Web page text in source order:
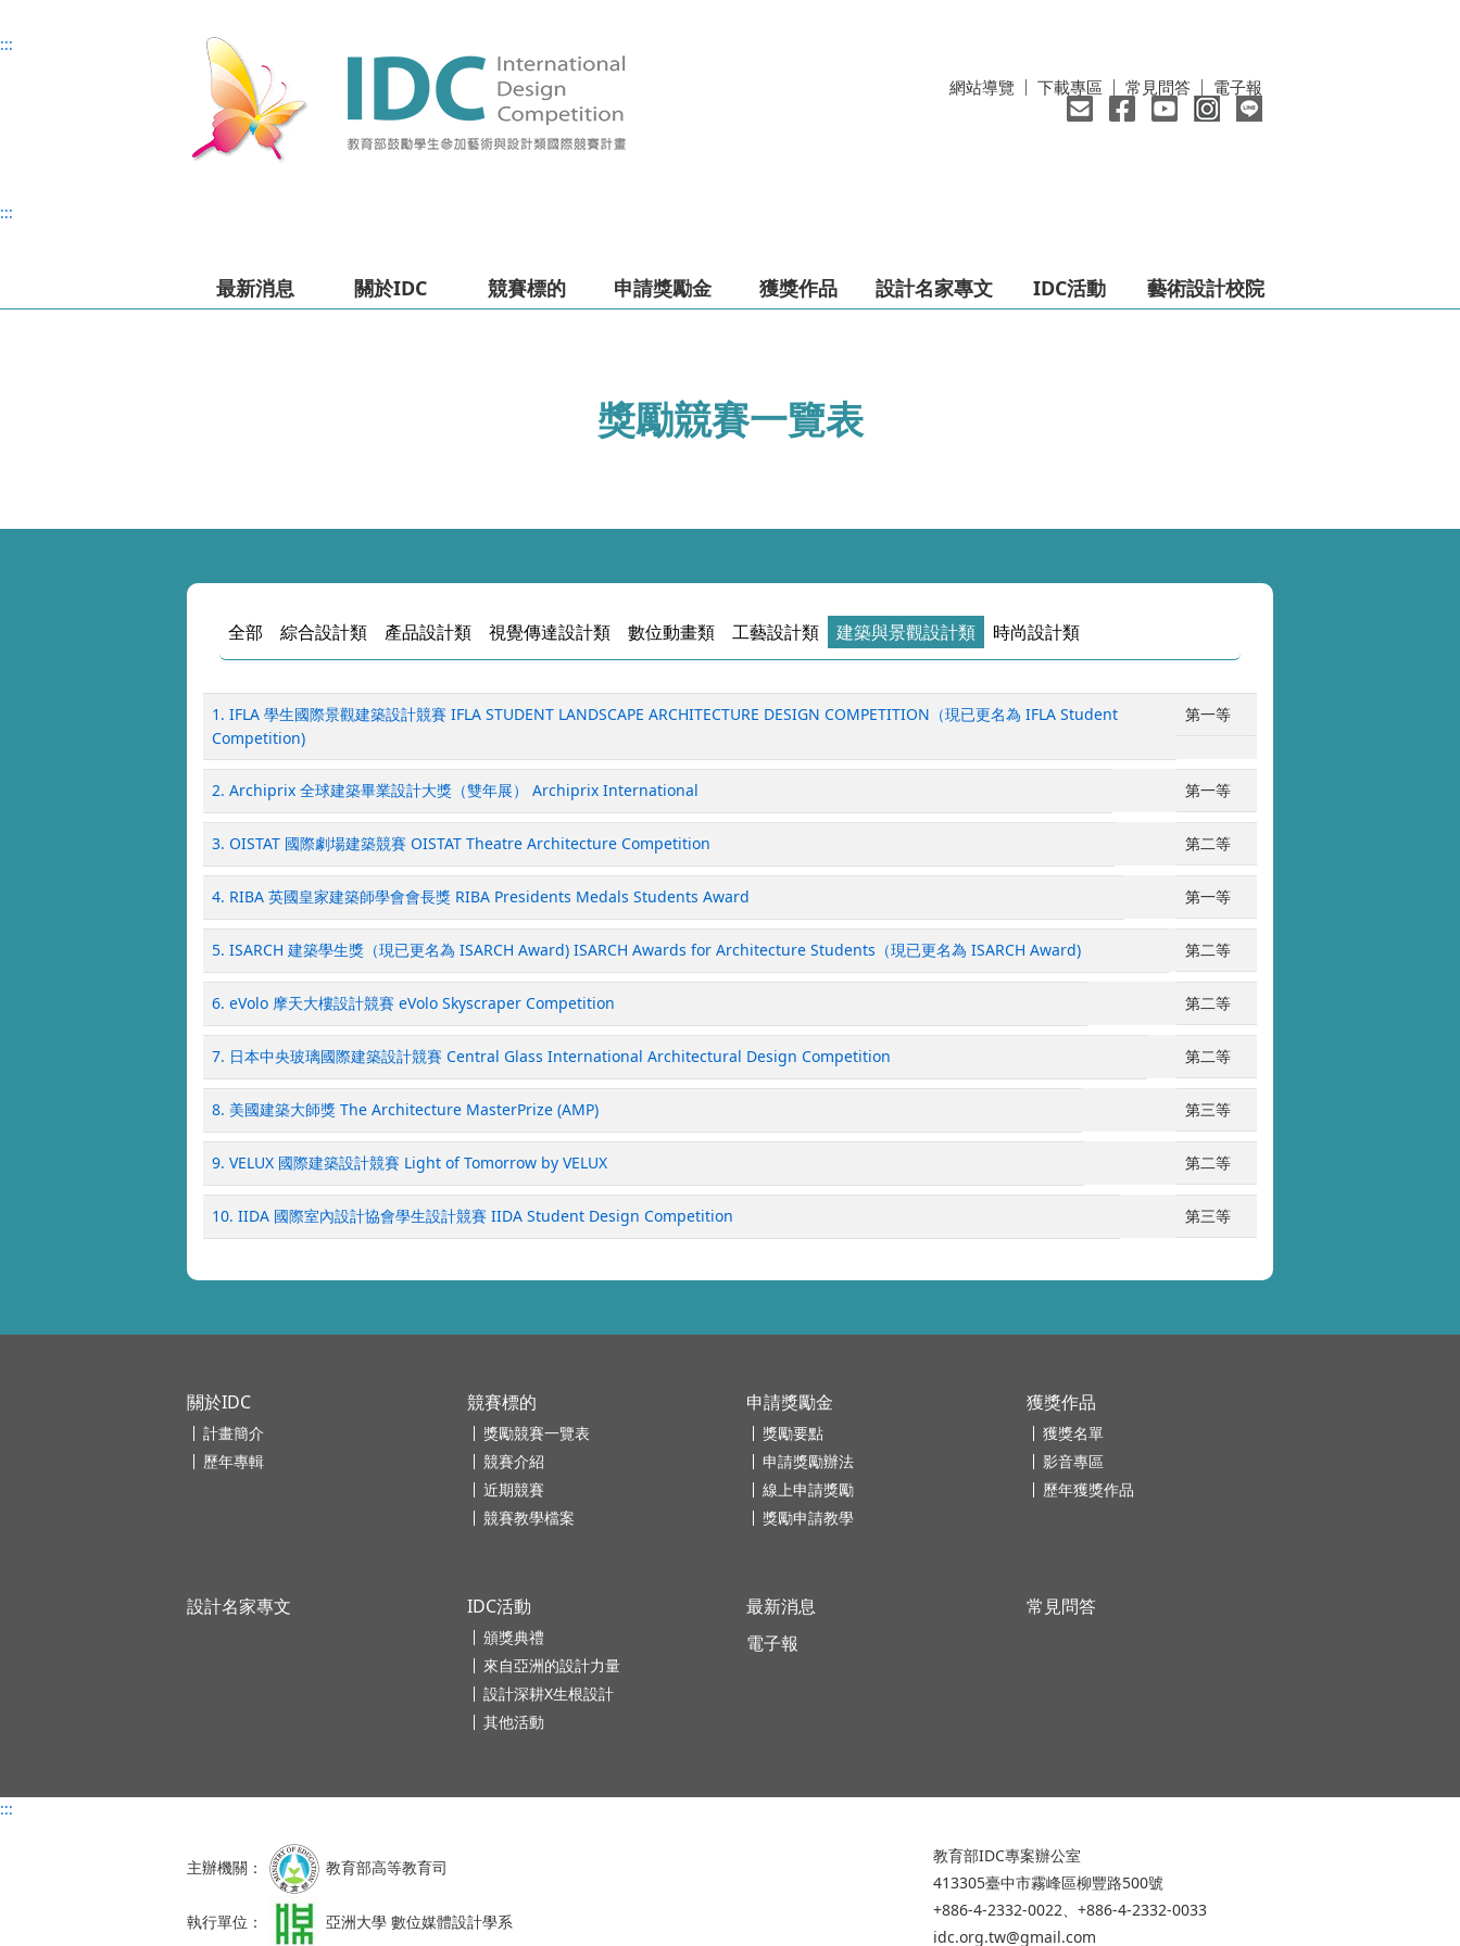
:::
網站導覽 下載專區 常見問答 電子報
:::
最新消息 關於IDC 競賽標的 申請獎勵金 獲獎作品 設計名家專文 IDC活動 藝術設計校院
獎勵競賽一覽表
全部 綜合設計類 產品設計類 視覺傳達設計類 數位動畫類 工藝設計類 建築與景觀設計類 時尚設計類
1. IFLA 學生國際景觀建築設計競賽 IFLA STUDENT LANDSCAPE ARCHITECTURE DESIGN COMPETITION（現已更名為 IFLA Student
Competition)
第一等
2. Archiprix 全球建築畢業設計大獎（雙年展） Archiprix International 第一等
3. OISTAT 國際劇場建築競賽 OISTAT Theatre Architecture Competition 第二等
4. RIBA 英國皇家建築師學會會長獎 RIBA Presidents Medals Students Award 第一等
5. ISARCH 建築學生獎（現已更名為 ISARCH Award) ISARCH Awards for Architecture Students（現已更名為 ISARCH Award) 第二等
6. eVolo 摩天大樓設計競賽 eVolo Skyscraper Competition 第二等
7. 日本中央玻璃國際建築設計競賽 Central Glass International Architectural Design Competition 第二等
8. 美國建築大師獎 The Architecture MasterPrize (AMP) 第三等
9. VELUX 國際建築設計競賽 Light of Tomorrow by VELUX 第二等
10. IIDA 國際室內設計協會學生設計競賽 IIDA Student Design Competition 第三等
關於IDC
計畫簡介
歷年專輯
競賽標的
獎勵競賽一覽表
競賽介紹
近期競賽
競賽教學檔案
申請獎勵金
獎勵要點
申請獎勵辦法
線上申請獎勵
獎勵申請教學
獲獎作品
獲獎名單
影音專區
歷年獲獎作品
設計名家專文 IDC活動
頒獎典禮
來自亞洲的設計力量
設計深耕X生根設計
其他活動
最新消息
電子報
常見問答
:::
主辦機關： 教育部高等教育司
執行單位： 亞洲大學 數位媒體設計學系
教育部IDC專案辦公室
413305臺中市霧峰區柳豐路500號
+886-4-2332-0022、+886-4-2332-0033
idc.org.tw@gmail.com